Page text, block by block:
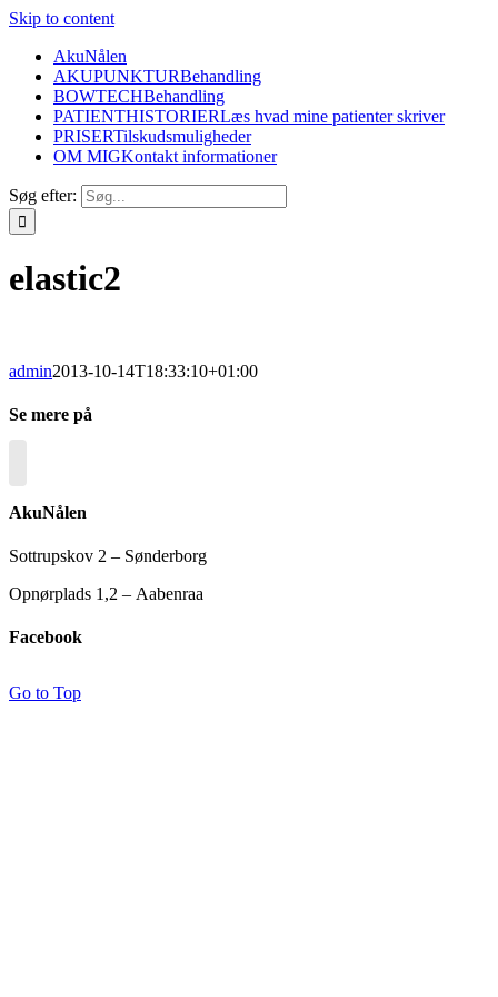
Skip to content
AkuNålen
AKUPUNKTURBehandling
BOWTECHBehandling
PATIENTHISTORIERLæs hvad mine patienter skriver
PRISERTilskudsmuligheder
OM MIGKontakt informationer
Søg efter:
elastic2
admin2013-10-14T18:33:10+01:00
Se mere på
AkuNålen
Sottrupskov 2 – Sønderborg
Opnørplads 1,2 – Aabenraa
Facebook
Go to Top